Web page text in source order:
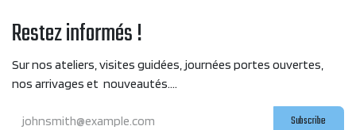
Restez informés !
Sur nos ateliers, visites guidées, journées portes ouvertes,
nos arrivages et nouveautés....
Subscribe